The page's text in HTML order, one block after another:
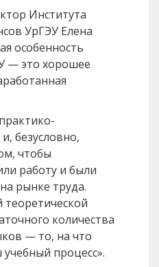
Института
УрГЭУ Елена
особенность
— это хорошее
безусловно,
чтобы
работу и были
рынке труда.
теоретической
количества
— то, на что
процесс».